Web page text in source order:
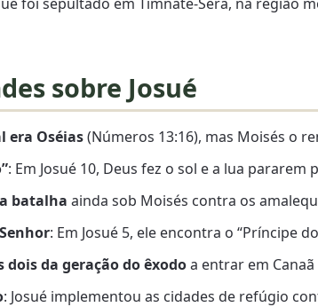
sobre Josué
era Oséias(Números 13:16), mas Moisés o
: Em Josué 10, Deus fez o sol e a lua
batalha ainda sob Moisés contra os
: Em Josué 5, ele encontra o “Príncipe
dois da geração do êxodoa entrar em
: Josué implementou as cidades de refúgio